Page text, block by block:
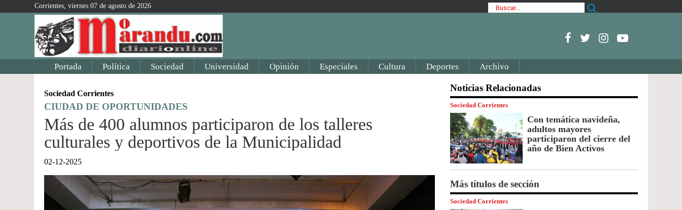
Corrientes, viernes 07 de agosto de 2026
Portada Política Sociedad Universidad Opinión Especiales Cultura Deportes Archivo
Sociedad Corrientes
CIUDAD DE OPORTUNIDADES
Más de 400 alumnos participaron de los talleres
culturales y deportivos de la Municipalidad
02-12-2025
Noticias Relacionadas
Sociedad Corrientes
Con temática navideña,
adultos mayores
participaron del cierre del
año de Bien Activos
Más títulos de sección
Sociedad Corrientes